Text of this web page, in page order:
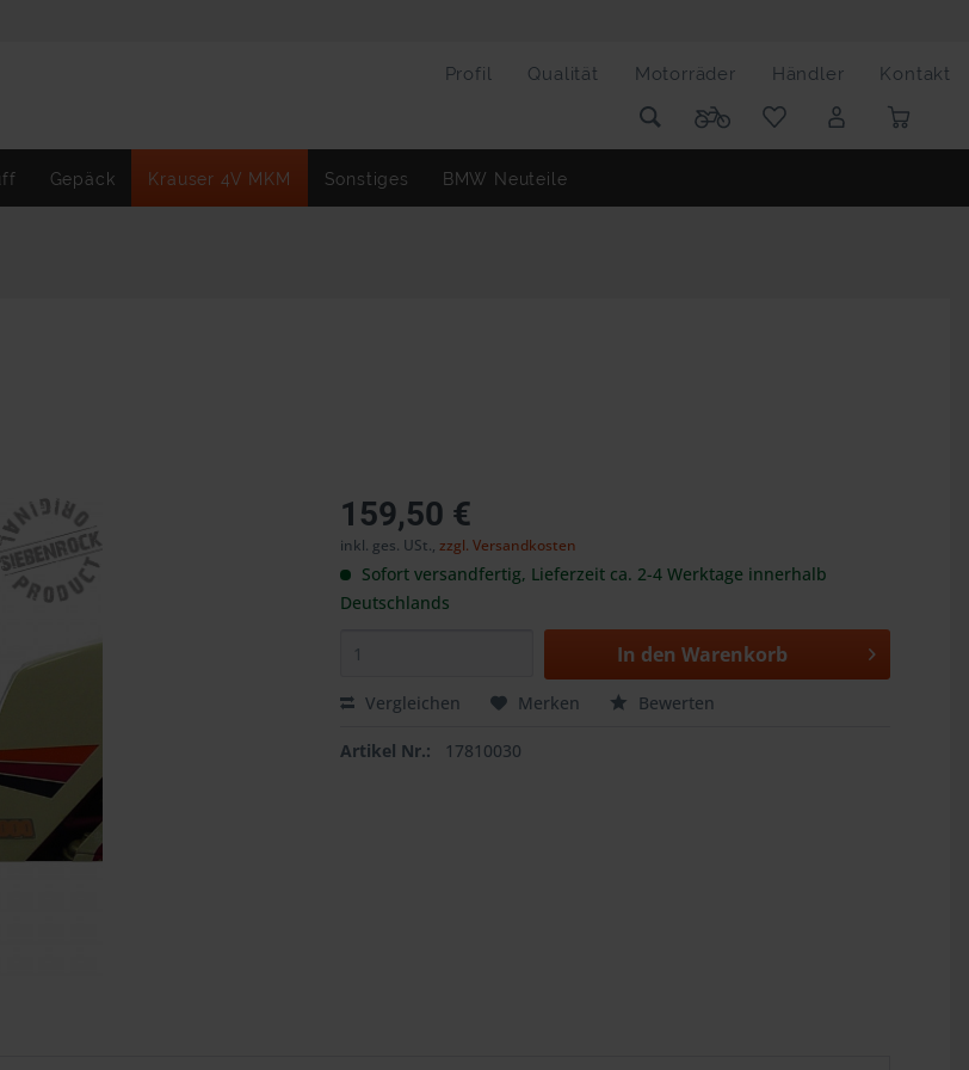
Profil Qualität Motorräder Händler Kontakt
Gepäck Krauser 4V MKM Sonstiges BMW Neuteile
159,50 €
inkl. ges. USt.,zzgl. Versandkosten
Sofort versandfertig, Lieferzeit ca. 2-4 Werktage innerhalb
Deutschlands
In den Warenkorb
Vergleichen Merken Bewerten
Artikel Nr.: 17810030